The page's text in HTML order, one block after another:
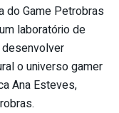
do Game Petrobras
laboratório de
o universo gamer
Ana Esteves,